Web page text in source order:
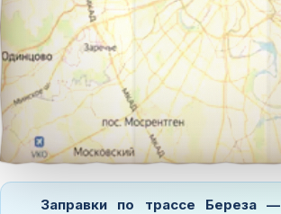
Заправки по трассе Береза —